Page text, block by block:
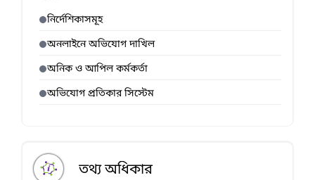
নির্দেশিকাসমূহ
অনলাইনে অভিযোগ দাখিল
অনিক ও আপিল কর্মকর্তা
অভিযোগ প্রতিকার সিস্টেম
তথ্য অধিকার